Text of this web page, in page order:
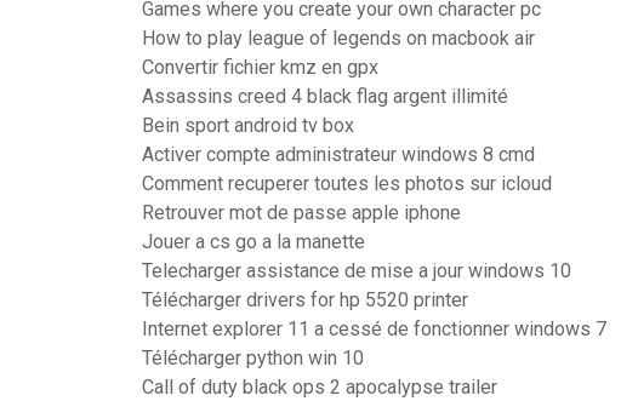
Games where you create your own character pc
How to play league of legends on macbook air
Convertir fichier kmz en gpx
Assassins creed 4 black flag argent illimité
Bein sport android tv box
Activer compte administrateur windows 8 cmd
Comment recuperer toutes les photos sur icloud
Retrouver mot de passe apple iphone
Jouer a cs go a la manette
Telecharger assistance de mise a jour windows 10
Télécharger drivers for hp 5520 printer
Internet explorer 11 a cessé de fonctionner windows 7
Télécharger python win 10
Call of duty black ops 2 apocalypse trailer